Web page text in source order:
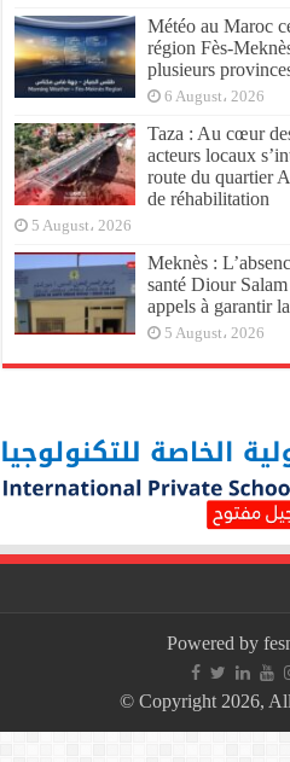
Météo au Maroc
région Fès-
plusieurs
6 August، 2026
Taza : Au cœur
acteurs locaux
route du quartier
de réhabilitation
5 August، 2026
Meknès :
santé Diour
appels à garantir
5 August، 2026
Powered by
© Copyright 2026,